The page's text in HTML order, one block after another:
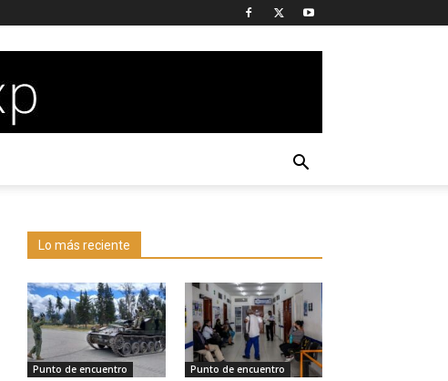
Lo más reciente
Punto de encuentro Punto de encuentro